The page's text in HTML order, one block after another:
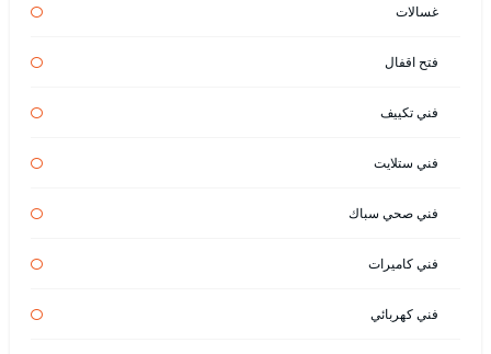
غسالات
فتح اقفال
فني تكييف
فني ستلايت
فني صحي سباك
فني كاميرات
فني كهربائي